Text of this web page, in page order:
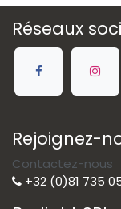
Réseaux
Rejoignez-
Contactez-nous
+32 (0)81 735